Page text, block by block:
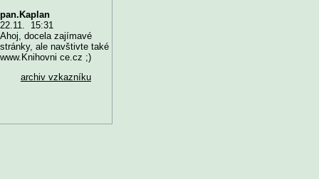
pan.Kaplan
22.11. 15:31
Ahoj, docela zajímavé
stránky, ale navštivte také
www.Knihovni ce.cz ;)
archiv vzkazníku